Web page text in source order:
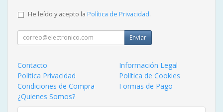
He leído y acepto la Política de Privacidad.
Enviar
Contacto
Información Legal
Política Privacidad
Política de Cookies
Condiciones de Compra
Formas de Pago
¿Quienes Somos?